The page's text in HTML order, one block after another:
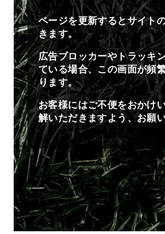
ページを更新するとサイト
きます。
広告ブロッカーやトラッキ
ている場合、この画面が頻
ります。
お客様にはご不便をおかけ
解いただきますよう、お願